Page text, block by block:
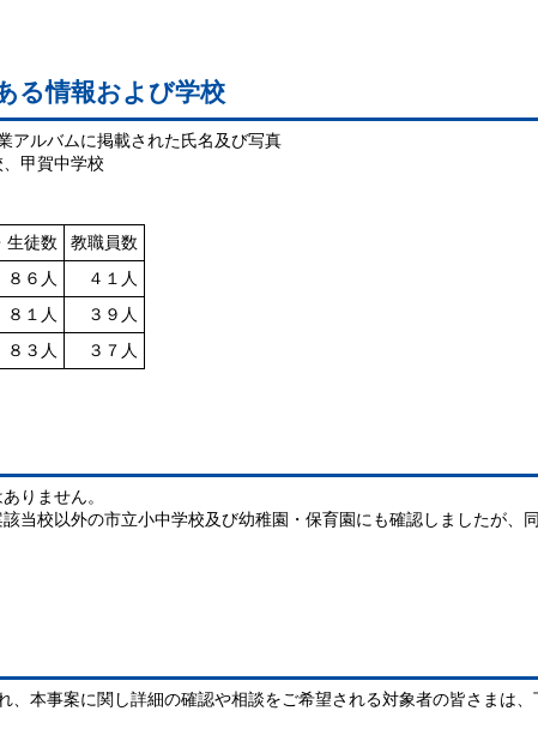
る情報および学校
アルバムに掲載された氏名及び写真
甲賀中学校
生徒数
教職員数
人
４１人
人
３９人
人 ３７人
りません。
当校以外の市立小中学校及び幼稚園・保育園にも確認しましたが、
、本事案に関し詳細の確認や相談をご希望される対象者の皆さまは